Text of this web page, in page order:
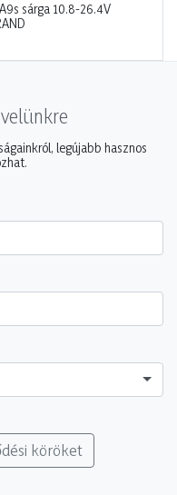
sárga 10.8-26.4V
legújabb hasznos
köröket